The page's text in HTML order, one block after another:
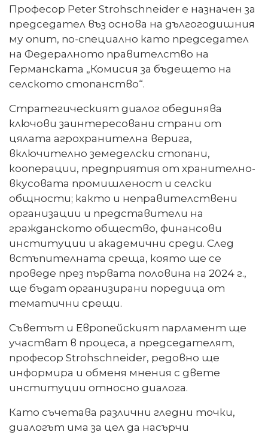
Професор Peter Strohschneider е назначен за
председател въз основа на дългогодишния
му опит, по-специално като председател
на Федералното правителство на
Германската „Комисия за бъдещето на
селското стопанство“.
Стратегическият диалог обединява
ключови заинтересовани страни от
цялата агрохранителна верига,
включително земеделски стопани,
кооперации, предприятия от хранително-
вкусовата промишленост и селски
общности; както и неправителствени
организации и представители на
гражданското общество, финансови
институции и академични среди. След
встъпителната среща, която ще се
проведе през първата половина на 2024 г.,
ще бъдат организирани поредица от
тематични срещи.
Съветът и Европейският парламент ще
участват в процеса, а председателят,
професор Strohschneider, редовно ще
информира и обменя мнения с двете
институции относно диалога.
Като съчетава различни гледни точки,
диалогът има за цел да насърчи